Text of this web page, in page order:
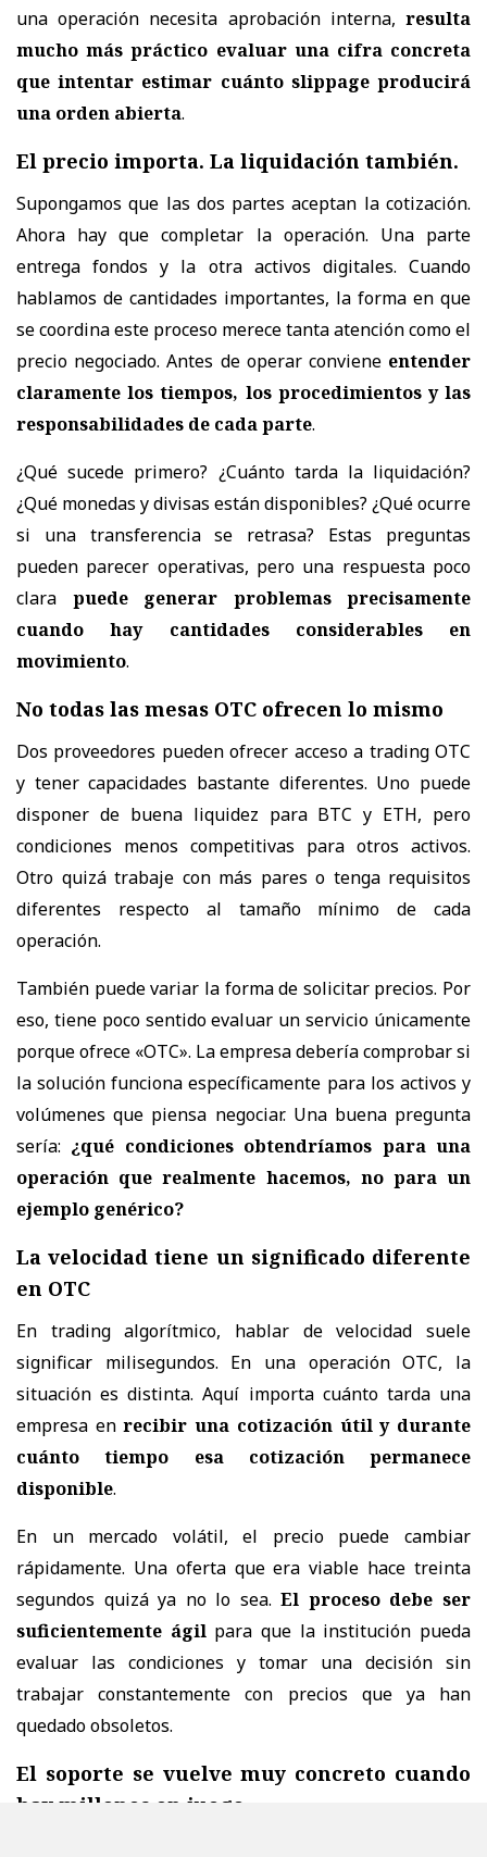
una operación necesita aprobación interna, resulta
mucho más práctico evaluar una cifra concreta
que intentar estimar cuánto slippage producirá
una orden abierta.
El precio importa. La liquidación también.
Supongamos que las dos partes aceptan la cotización.
Ahora hay que completar la operación. Una parte
entrega fondos y la otra activos digitales. Cuando
hablamos de cantidades importantes, la forma en que
se coordina este proceso merece tanta atención como el
precio negociado. Antes de operar conviene entender
claramente los tiempos, los procedimientos y las
responsabilidades de cada parte.
¿Qué sucede primero? ¿Cuánto tarda la liquidación?
¿Qué monedas y divisas están disponibles? ¿Qué ocurre
si una transferencia se retrasa? Estas preguntas
pueden parecer operativas, pero una respuesta poco
clara puede generar problemas precisamente
cuando hay cantidades considerables en
movimiento.
No todas las mesas OTC ofrecen lo mismo
Dos proveedores pueden ofrecer acceso a trading OTC
y tener capacidades bastante diferentes. Uno puede
disponer de buena liquidez para BTC y ETH, pero
condiciones menos competitivas para otros activos.
Otro quizá trabaje con más pares o tenga requisitos
diferentes respecto al tamaño mínimo de cada
operación.
También puede variar la forma de solicitar precios. Por
eso, tiene poco sentido evaluar un servicio únicamente
porque ofrece «OTC». La empresa debería comprobar si
la solución funciona específicamente para los activos y
volúmenes que piensa negociar. Una buena pregunta
sería: ¿qué condiciones obtendríamos para una
operación que realmente hacemos, no para un
ejemplo genérico?
La velocidad tiene un significado diferente
en OTC
En trading algorítmico, hablar de velocidad suele
significar milisegundos. En una operación OTC, la
situación es distinta. Aquí importa cuánto tarda una
empresa enrecibir una cotización útil y durante
cuánto tiempo esa cotización permanece
disponible.
En un mercado volátil, el precio puede cambiar
rápidamente. Una oferta que era viable hace treinta
segundos quizá ya no lo sea.El proceso debe ser
suficientemente ágilpara que la institución pueda
evaluar las condiciones y tomar una decisión sin
trabajar constantemente con precios que ya han
quedado obsoletos.
El soporte se vuelve muy concreto cuando
hay millones en juego